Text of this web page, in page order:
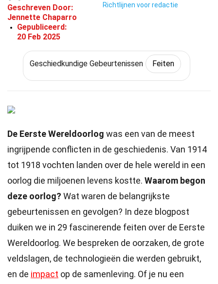
Geschreven Door:
Jennette Chaparro
Gepubliceerd:
20 Feb 2025
Richtlijnen voor redactie
Geschiedkundige Gebeurtenissen Feiten
De Eerste Wereldoorlog was een van de meest
ingrijpende conflicten in de geschiedenis. Van 1914
tot 1918 vochten landen over de hele wereld in een
oorlog die miljoenen levens kostte. Waarom begon
deze oorlog? Wat waren de belangrijkste
gebeurtenissen en gevolgen? In deze blogpost
duiken we in 29 fascinerende feiten over de Eerste
Wereldoorlog. We bespreken de oorzaken, de grote
veldslagen, de technologieën die werden gebruikt,
en de impact op de samenleving. Of je nu een